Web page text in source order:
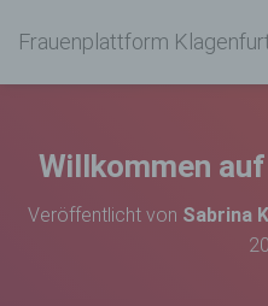
Frauenplattform
Willkommen
Veröffentlicht von Sabrina